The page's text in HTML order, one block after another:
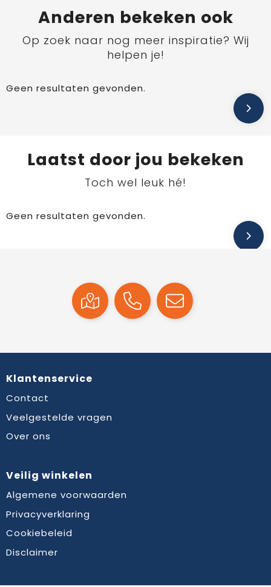
Anderen bekeken ook
Op zoek naar nog meer inspiratie? Wij
helpen je!
Geen resultaten gevonden.
Laatst door jou bekeken
Toch wel leuk hé!
Geen resultaten gevonden.
Klantenservice
Contact
Veelgestelde vragen
Over ons
Veilig winkelen
Algemene voorwaarden
Privacyverklaring
Cookiebeleid
Disclaimer